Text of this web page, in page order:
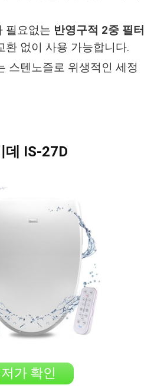
필요없는 반영구적 2중 필터
환 없이 사용 가능합니다.
스텐노즐로 위생적인 세정
데 IS-27D
가 확인